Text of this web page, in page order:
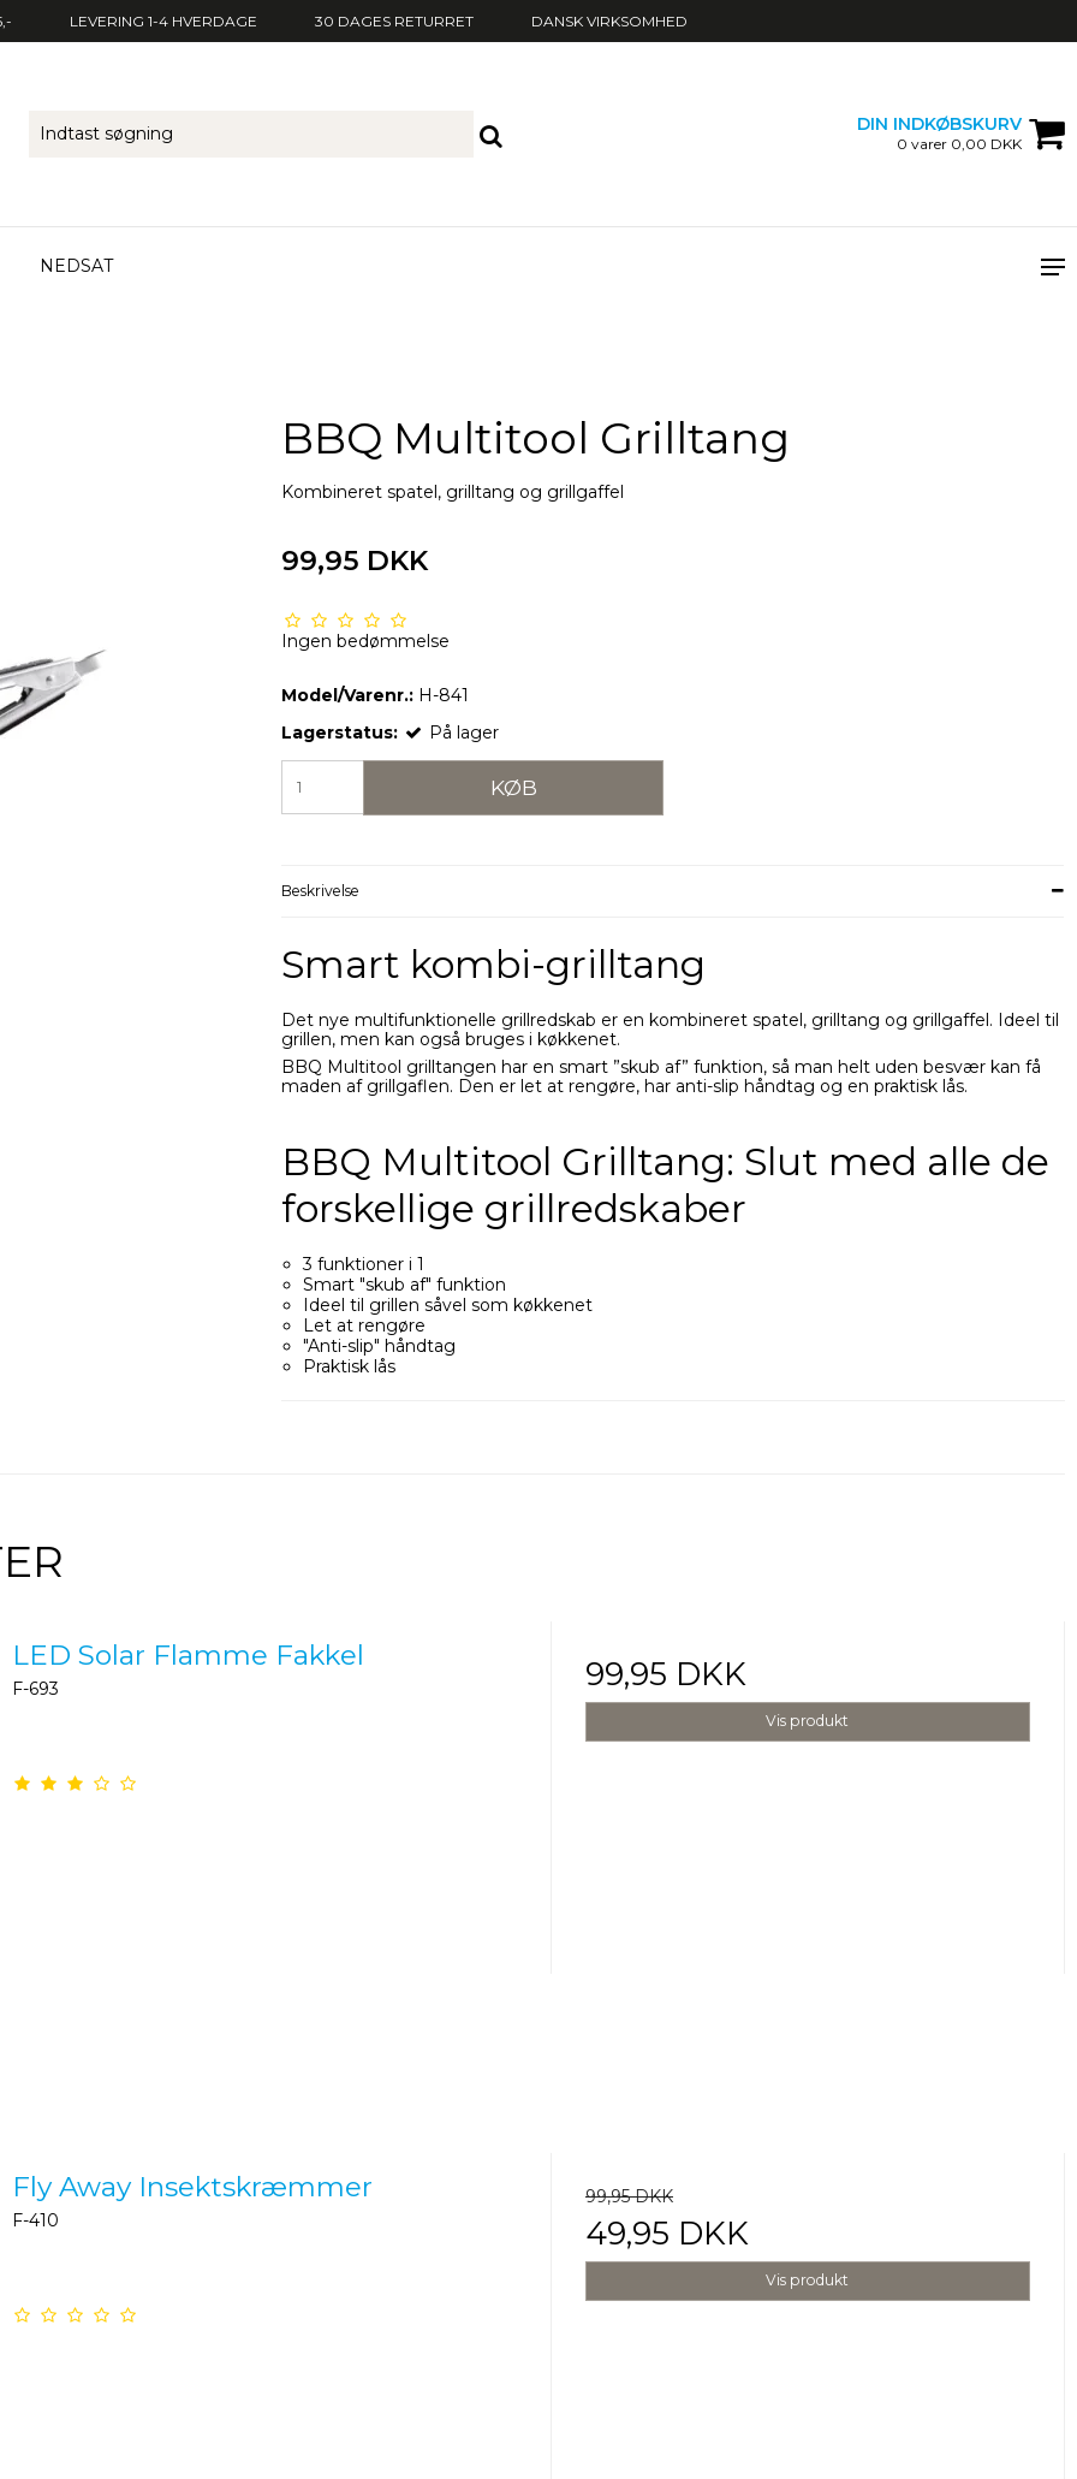
LEVERING 1-4 HVERDAGE 30 DAGES RETURRET DANSK VIRKSOMHED
DIN INDKØBSKURV
0 varer 0,00 DKK
NEDSAT
BBQ Multitool Grilltang
Kombineret spatel, grilltang og grillgaffel
99,95 DKK
Ingen bedømmelse
Model/Varenr.: H-841
Lagerstatus:
På lager
KØB
Beskrivelse
Smart kombi-grilltang
Det nye multifunktionelle grillredskab er en kombineret spatel, grilltang og grillgaffel. Ideel til
grillen, men kan også bruges i køkkenet.
BBQ Multitool grilltangen har en smart ”skub af” funktion, så man helt uden besvær kan få
maden af grillgaflen. Den er let at rengøre, har anti-slip håndtag og en praktisk lås.
BBQ Multitool Grilltang: Slut med alle de
forskellige grillredskaber
3 funktioner i 1
Smart "skub af" funktion
Ideel til grillen såvel som køkkenet
Let at rengøre
"Anti-slip" håndtag
Praktisk lås
LED Solar Flamme Fakkel
F-693 99,95 DKK
Vis produkt
Fly Away Insektskræmmer
F-410
99,95 DKK
49,95 DKK
Vis produkt